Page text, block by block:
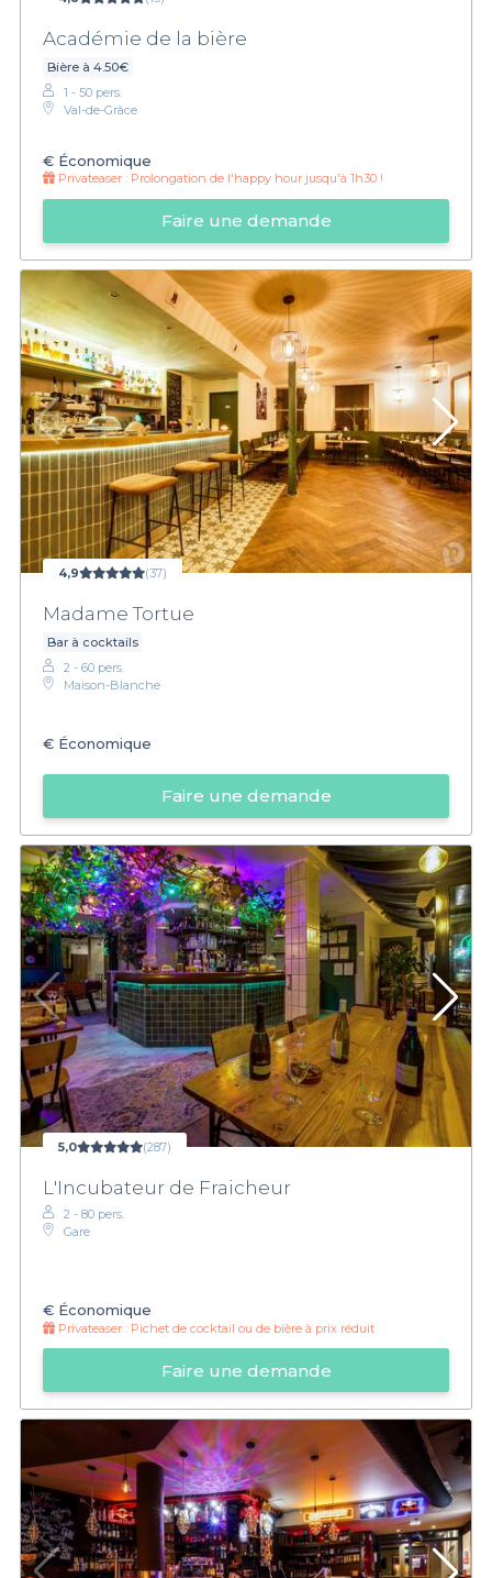
Académie de la bière
Bière à 4.50€
1 - 50 pers.
Val-de-Grâce
€ Économique
Privateaser : Prolongation de l'happy hour jusqu'à 1h30 !
Faire une demande
4,9 (37)
Madame Tortue
Bar à cocktails
2 - 60 pers.
Maison-Blanche
€ Économique
Faire une demande
5,0 (287)
L'Incubateur de Fraicheur
2 - 80 pers.
Gare
€ Économique
Privateaser : Pichet de cocktail ou de bière à prix réduit
Faire une demande